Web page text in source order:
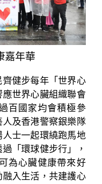
嘉年華
齊健步每年「世界心
世界心臟組織聯會
百國家均會積極參
及香港警察銀樂隊
士一起環繞跑馬地
「環球健步行」，
為心臟健康帶來好
入生活，共建護心